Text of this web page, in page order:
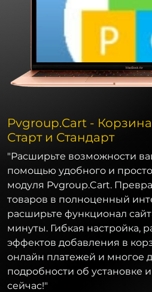
Pvgroup.Cart -
Старт и Стандарт
"Расширьте возможности
помощью удобного и
модуля Pvgroup.Cart.
товаров в полноценный
расширьте функционал
минуты. Гибкая настройка,
эффектов добавления в
онлайн платежей и многое
подробности об установке
сейчас!"